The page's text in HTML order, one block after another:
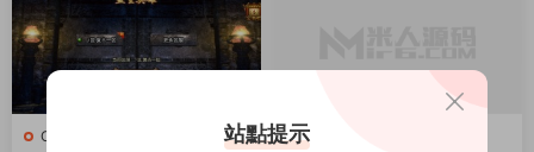
C-傳奇 T-天龍八部
站點提示